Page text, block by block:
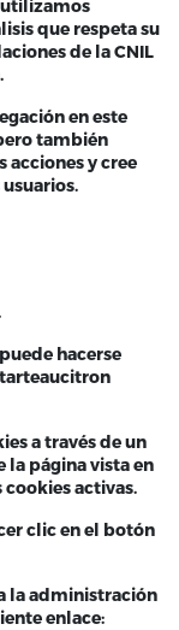
utilizamos
que respeta su
de la CNIL
en este
también
acciones y cree
hacerse
a través de un
la página vista en
activas.
clic en el botón
la administración
enlace: